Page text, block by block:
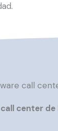
call
center de